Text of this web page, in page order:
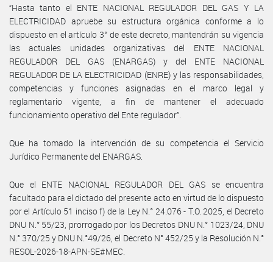
“Hasta tanto el ENTE NACIONAL REGULADOR DEL GAS Y LA
ELECTRICIDAD apruebe su estructura orgánica conforme a lo
dispuesto en el artículo 3° de este decreto, mantendrán su vigencia
las actuales unidades organizativas del ENTE NACIONAL
REGULADOR DEL GAS (ENARGAS) y del ENTE NACIONAL
REGULADOR DE LA ELECTRICIDAD (ENRE) y las responsabilidades,
competencias y funciones asignadas en el marco legal y
reglamentario vigente, a fin de mantener el adecuado
funcionamiento operativo del Ente regulador”.
Que ha tomado la intervención de su competencia el Servicio
Jurídico Permanente del ENARGAS.
Que el ENTE NACIONAL REGULADOR DEL GAS se encuentra
facultado para el dictado del presente acto en virtud de lo dispuesto
por el Artículo 51 inciso f) de la Ley N.° 24.076 - T.O. 2025, el Decreto
DNU N.° 55/23, prorrogado por los Decretos DNU N.° 1023/24, DNU
N.° 370/25 y DNU N.°49/26, el Decreto N° 452/25 y la Resolución N.°
RESOL-2026-18-APN-SE#MEC.